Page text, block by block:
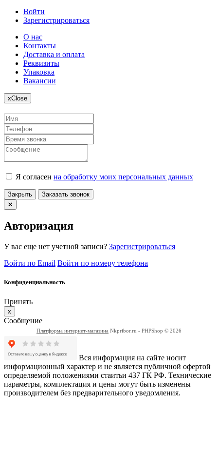
Войти
Зарегистрироваться
О нас
Контакты
Доставка и оплата
Реквизиты
Упаковка
Вакансии
xClose
Я согласен на обработку моих персональных данных
Закрыть Заказать звонок
Авторизация
У вас еще нет учетной записи? Зарегистрироваться
Войти по Email Войти по номеру телефона
Конфиденциальность
Принять
x
Сообщение
Платформа интернет-магазина Nkpribor.ru - PHPShop © 2026
Вся информация на сайте носит
информационный характер и не является публичной офертой
определяемой положениями стаитьи 437 ГК РФ. Технические
параметры, комплектация и цены могут быть изменены
производителем без предварительного уведомления.